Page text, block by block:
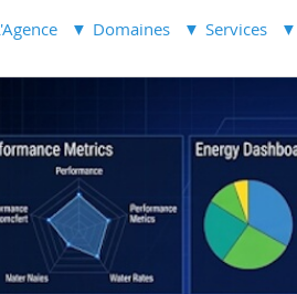
Domaines Services